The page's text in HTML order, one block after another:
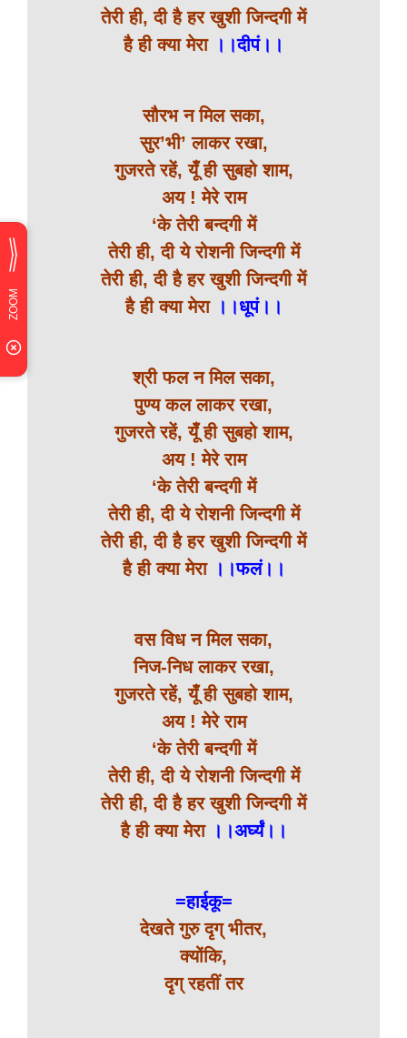
तेरी ही, दी है हर खुशी जिन्दगी में
है ही क्या मेरा ।।दीपं।।
सौरभ न मिल सका,
सुर’भी’ लाकर रखा,
गुजरते रहें, यूँ ही सुबहो शाम,
अय ! मेरे राम
‘के तेरी बन्दगी में
तेरी ही, दी ये रोशनी जिन्दगी में
तेरी ही, दी है हर खुशी जिन्दगी में
है ही क्या मेरा ।।धूपं।।
श्री फल न मिल सका,
पुण्य कल लाकर रखा,
गुजरते रहें, यूँ ही सुबहो शाम,
अय ! मेरे राम
‘के तेरी बन्दगी में
तेरी ही, दी ये रोशनी जिन्दगी में
तेरी ही, दी है हर खुशी जिन्दगी में
है ही क्या मेरा ।।फलं।।
वस विध न मिल सका,
निज-निध लाकर रखा,
गुजरते रहें, यूँ ही सुबहो शाम,
अय ! मेरे राम
‘के तेरी बन्दगी में
तेरी ही, दी ये रोशनी जिन्दगी में
तेरी ही, दी है हर खुशी जिन्दगी में
है ही क्या मेरा ।।अर्घ्यं।।
=हाईकू=
देखते गुरु दृग् भीतर,
क्योंकि,
दृग् रहतीं तर